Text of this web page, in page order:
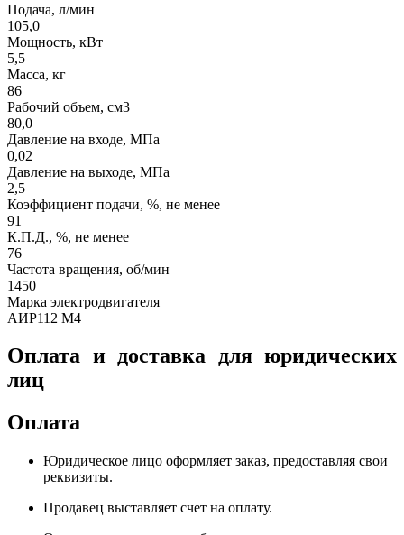
Подача, л/мин
105,0
Мощность, кВт
5,5
Масса, кг
86
Рабочий объем, см3
80,0
Давление на входе, МПа
0,02
Давление на выходе, МПа
2,5
Коэффициент подачи, %, не менее
91
К.П.Д., %, не менее
76
Частота вращения, об/мин
1450
Марка электродвигателя
АИР112 М4
Оплата и доставка для юридических
лиц
Оплата
Юридическое лицо оформляет заказ, предоставляя свои
реквизиты.
Продавец выставляет счет на оплату.